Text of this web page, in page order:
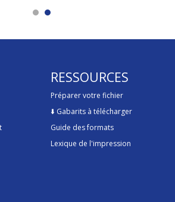
RESSOURCES
Préparer votre fichier
Gabarits à télécharger
Lexique de l'impression